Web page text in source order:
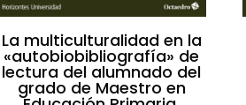
La multiculturalidad en la
«autobiobibliografía» de
lectura del alumnado del
grado de Maestro en